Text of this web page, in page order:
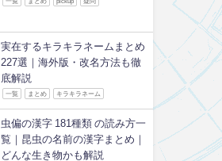
実在するキラキラネームまとめ
227選｜海外版・改名方法も徹
底解説
一覧 まとめ キラキラネーム
虫偏の漢字 181種類 の読み方一
覧｜昆虫の名前の漢字まとめ｜
どんな生き物かも解説